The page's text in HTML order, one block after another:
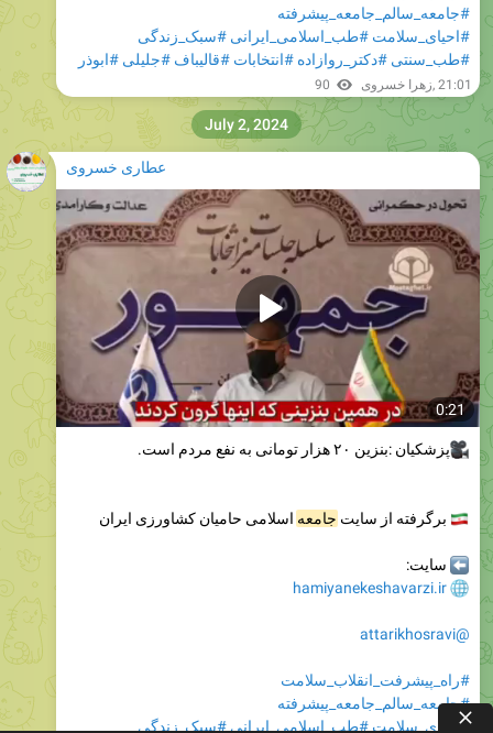
#جامعه_سالم_جامعه_پیشرفته
#احیای_سلامت #طب_اسلامی_ایرانی #سبک_زندگی
#طب_سنتی #دکتر_روازاده #انتخابات #قالیباف #جلیلی #ابوذر
90 زهرا خسروی, 21:01
عطاری خسروی
0:21
پزشکیان :بنزین ۲۰ هزار تومانی به نفع مردم است.
برگرفته از سایت جامعه اسلامی حامیان کشاورزی ایران
سایت:
hamiyanekeshavarzi.ir
@attarikhosravi
#راه_پیشرفت_انقلاب_سلامت
#جامعه_سالم_جامعه_پیشرفته
#احیای_سلامت#طب_اسلامی_ایرانی#سبک_زندگی
July 2, 2024